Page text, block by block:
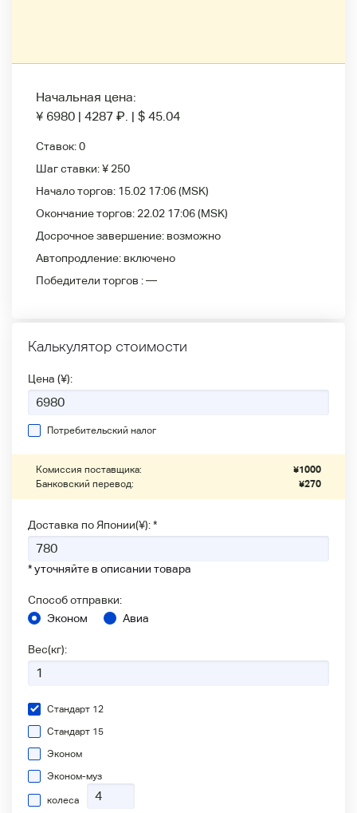
Начальная цена:
¥ 6980 | 4287 ₽ | $ 45.04
Ставок:0
Шаг ставки:¥ 250
Начало торгов: 15.02 17:06(MSK)
Окончание торгов: 22.02 17:06(MSK)
Досрочное завершение: возможно
Автопродление: включено
Победители
торгов :—
Калькулятор стоимости
Цена (¥):
Потребительский налог
Комиссия поставщика: ¥1000
Банковский перевод:
¥270
Доставка по Японии(¥): *
* уточняйте в описании товара
Способ отправки:
Эконом
Авиа
Вес(кг):
Стандарт 12
Стандарт 15
Эконом
Эконом-муз
колеса